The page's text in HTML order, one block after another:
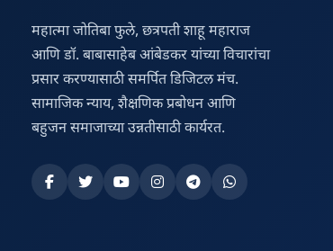
महात्मा जोतिबा फुले, छत्रपती शाहू महाराज
आणि डॉ. बाबासाहेब आंबेडकर यांच्या विचारांचा
प्रसार करण्यासाठी समर्पित डिजिटल मंच.
सामाजिक न्याय, शैक्षणिक प्रबोधन आणि
बहुजन समाजाच्या उन्नतीसाठी कार्यरत.